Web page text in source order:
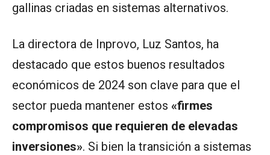
gallinas criadas en sistemas alternativos.
La directora de Inprovo, Luz Santos, ha
destacado que estos buenos resultados
económicos de 2024 son clave para que el
sector pueda mantener estos «firmes
compromisos que requieren de elevadas
inversiones». Si bien la transición a sistemas